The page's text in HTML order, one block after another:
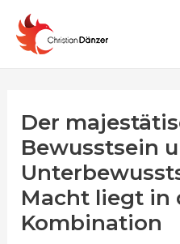
Inhalt
springen
Der
Bewusstsein
Macht liegt in
Kombination
Post
navigation